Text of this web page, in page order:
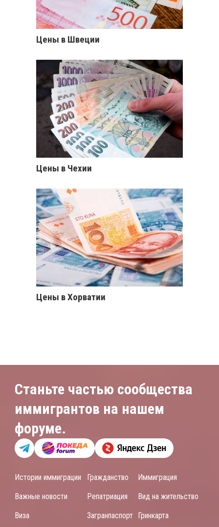
Цены в Швеции
Цены в Чехии
Цены в Хорватии
Станьте частью сообщества
иммигрантов на нашем
форуме.
Истории иммиграции
Важные новости
Виза
Гражданство
Репатриация
Загранпаспорт
Иммиграция
Вид на жительство
Гринкарта